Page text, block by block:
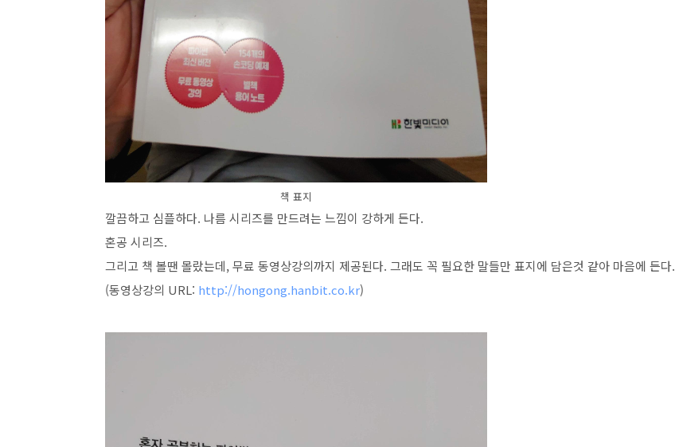
책 표지
깔끔하고 심플하다. 나름 시리즈를 만드려는 느낌이 강하게 든다.
혼공 시리즈.
그리고 책 볼땐 몰랐는데, 무료 동영상강의까지 제공된다. 그래도 꼭 필요한 말들만 표지에 담은것 같아 마음에 든다.
(동영상강의 URL: http://hongong.hanbit.co.kr)